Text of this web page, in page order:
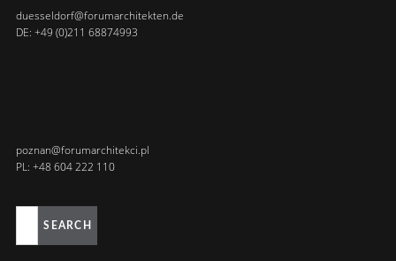
duesseldorf@forumarchitekten.de
DE: +49 (0)211 68874993
poznan@forumarchitekci.pl
PL: +48 604 222 110
SEARCH